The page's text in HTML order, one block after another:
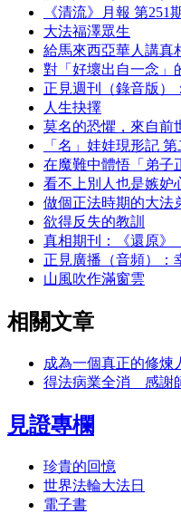
《清流》月報 第251
大法福澤眾生
給馬來西亞華人講真
對「好壞出自一念」
正見週刊（錄音版）
人生抉擇
莫名的恐懼，來自前
「名」娃娃現形記 第
在魔難中體悟「弟子
看不上別人也是嫉妒
做個正法時期的大法
欲得反失的教訓
真相期刊：《還原》
正見廣播（音頻）：
山風吹作滿窗雲
相關文章
成為一個真正的修煉
得法病業全消 感謝
見證專欄
珍貴的回憶
世界法輪大法日
電子書